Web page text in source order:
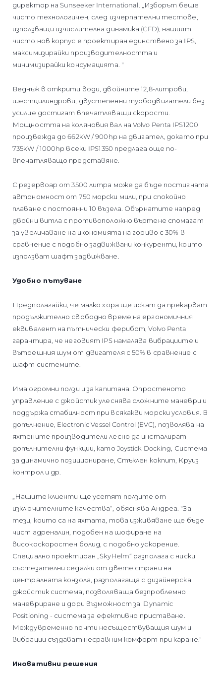
директор на Sunseeker International. „Изборът беше
чисто технологичен, след изчерпателни тестове,
използващи изчислителна динамика (CFD), нашият
чисто нов корпус е проектиран единствено за IPS,
максимизирайки производителността и
минимизирайки консумацията. "
Веднъж в открити води, двойните 12,8-литрови,
шестцилиндрови, двустепенни турбодвигатели без
усилие достигат впечатляващи скорости.
Мощността на коляновия вал на Volvo Penta IPS1200
произвежда до 662kW / 900hp на двигател, докато при
735kW / 1000hp всеки IPS1350 предлага още по-
впечатляващо представяне.
С резервоар от 3500 литра може да бъде постигната
автономност от 750 морски мили, при спокойно
плаване с постоянни 10 възела. Обърнатите напред
двойни витла с противоположно въртене спомагат
за увеличаване на икономията на гориво с 30% в
сравнение с подобно задвижвани конкуренти, които
използват шафт задвижване.
Удобно пътуване
Предполагайки, че малко хора ще искат да прекарват
продължително свободно време на ергономичния
еквивалент на пътнически ферибот, Volvo Penta
гарантира, че неговият IPS намалява вибрациите и
вътрешния шум от двигателя с 50% в сравнение с
шафт системите.
Има огромни ползи и за капитана. Опростеното
управление с джойстик улеснява сложните маневри и
поддържа стабилност при всякакви морски условия. В
допълнение, Electronic Vessel Control (EVC), позволява на
яхтените производители лесно да инсталират
допълнителни функции, като Joystick Docking, Система
за динамично позициониране, Стъклен кокпит, Круиз
контрол и др.
„Нашите клиенти ще усетят ползите от
изключителните качества“, обяснява Андреа. "За
тези, които са на яхтата, това изживяване ще бъде
чист адреналин, подобен на шофиране на
високоскоростен болид, с подобно ускорение.
Специално проектиран „SkyHelm“ разполага с ниски
състезателни седалки от двете страни на
централната конзола, разполагаща с дизайнерска
джойстик система, позволяваща безпроблемно
маневриране и дори възможност за Dynamic
Positioning - система за ефективно приставане.
Междувременно почти несъществуващия шум и
вибрации създават несравним комфорт при каране."
Иновативни решения